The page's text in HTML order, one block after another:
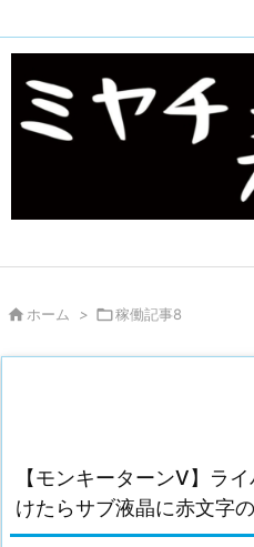
 ホーム > 稼働記事8
【モンキーターンV】ラ
けたらサブ液晶に赤文字